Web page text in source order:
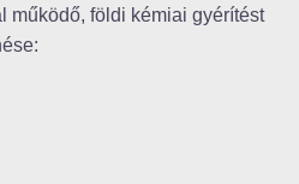
működő, földi kémiai gyérítést